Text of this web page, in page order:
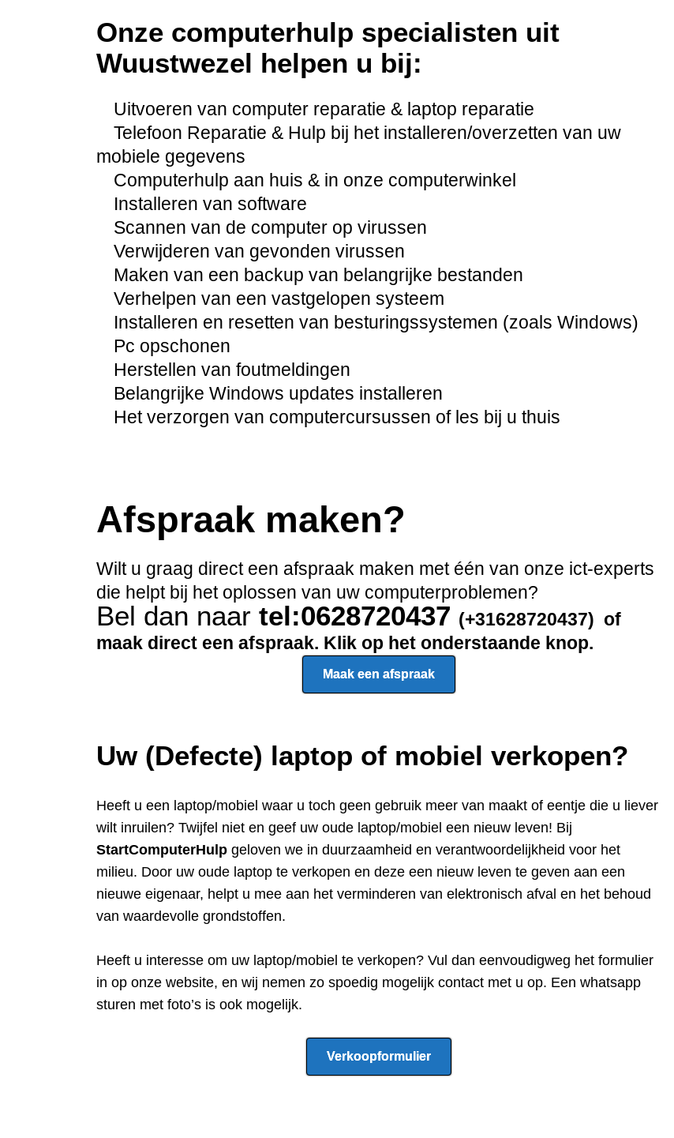
Onze computerhulp specialisten uit
Wuustwezel helpen u bij:
Uitvoeren van computer reparatie & laptop reparatie
Telefoon Reparatie & Hulp bij het installeren/overzetten van uw
mobiele gegevens
Computerhulp aan huis & in onze computerwinkel
Installeren van software
Scannen van de computer op virussen
Verwijderen van gevonden virussen
Maken van een backup van belangrijke bestanden
Verhelpen van een vastgelopen systeem
Installeren en resetten van besturingssystemen (zoals Windows)
Pc opschonen
Herstellen van foutmeldingen
Belangrijke Windows updates installeren
Het verzorgen van computercursussen of les bij u thuis
Afspraak maken?
Wilt u graag direct een afspraak maken met één van onze ict-experts
die helpt bij het oplossen van uw computerproblemen?
Bel dan naar tel:0628720437 (+31628720437) of
maak direct een afspraak. Klik op het onderstaande knop.
Maak een afspraak
Uw (Defecte) laptop of mobiel verkopen?
Heeft u een laptop/mobiel waar u toch geen gebruik meer van maakt of eentje die u liever
wilt inruilen? Twijfel niet en geef uw oude laptop/mobiel een nieuw leven! Bij
StartComputerHulp geloven we in duurzaamheid en verantwoordelijkheid voor het
milieu. Door uw oude laptop te verkopen en deze een nieuw leven te geven aan een
nieuwe eigenaar, helpt u mee aan het verminderen van elektronisch afval en het behoud
van waardevolle grondstoffen.
Heeft u interesse om uw laptop/mobiel te verkopen? Vul dan eenvoudigweg het formulier
in op onze website, en wij nemen zo spoedig mogelijk contact met u op. Een whatsapp
sturen met foto’s is ook mogelijk.
Verkoopformulier